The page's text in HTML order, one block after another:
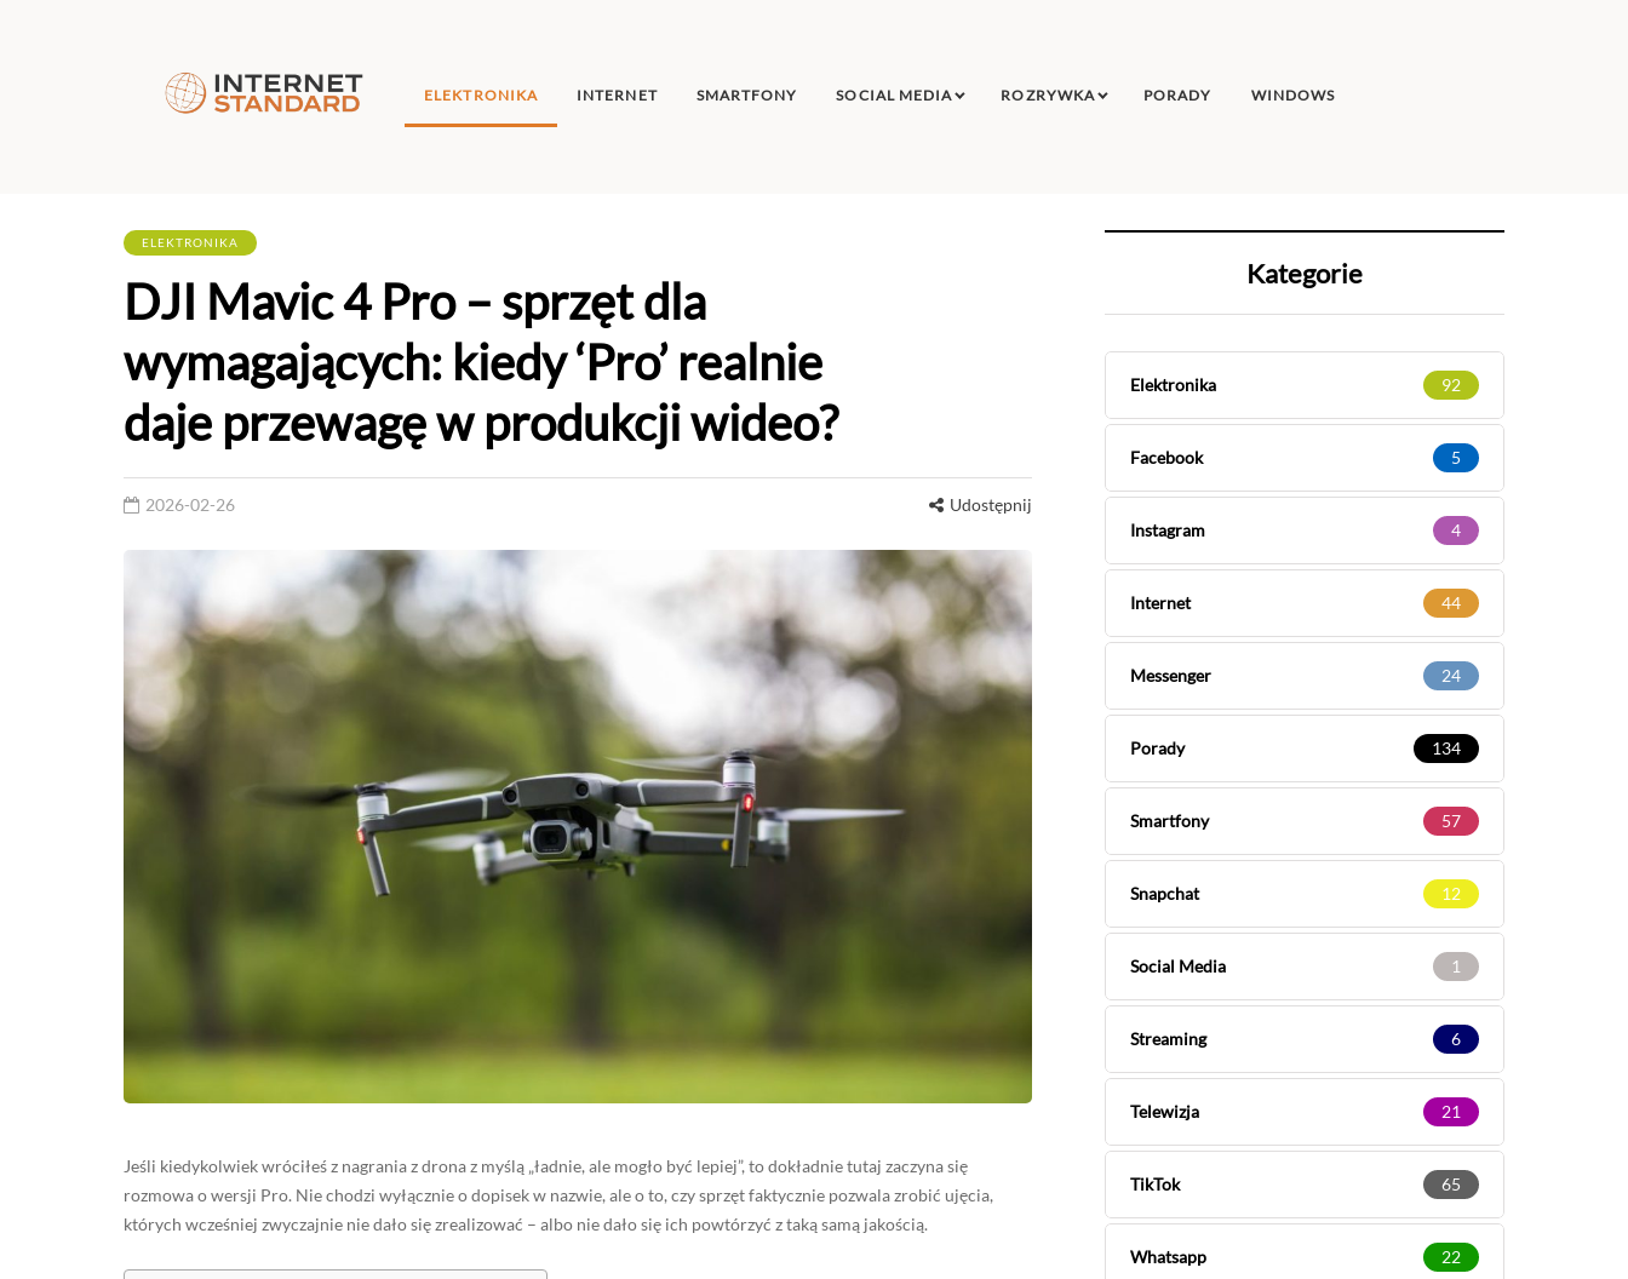
ELEKTRONIKA INTERNET SMARTFONY SOCIAL MEDIA ROZRYWKA PORADY WINDOWS
ELEKTRONIKA
DJI Mavic 4 Pro – sprzęt dla
wymagających: kiedy ‘Pro’ realnie
daje przewagę w produkcji wideo?
2026-02-26 Udostępnij
Jeśli kiedykolwiek wróciłeś z nagrania z drona z myślą „ładnie, ale mogło być lepiej”, to dokładnie tutaj zaczyna się
rozmowa o wersji Pro. Nie chodzi wyłącznie o dopisek w nazwie, ale o to, czy sprzęt faktycznie pozwala zrobić ujęcia,
których wcześniej zwyczajnie nie dało się zrealizować – albo nie dało się ich powtórzyć z taką samą jakością.
Kategorie
Elektronika 92
Facebook 5
Instagram 4
Internet 44
Messenger 24
Porady 134
Smartfony 57
Snapchat 12
Social Media 1
Streaming 6
Telewizja 21
TikTok 65
Whatsapp 22